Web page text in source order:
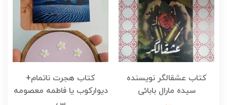
کتاب عشقالگر نویسنده
سیده مارال بابائی
کتاب هجرت ناتمام+
دیوارکوب یا فاطمه معصومه